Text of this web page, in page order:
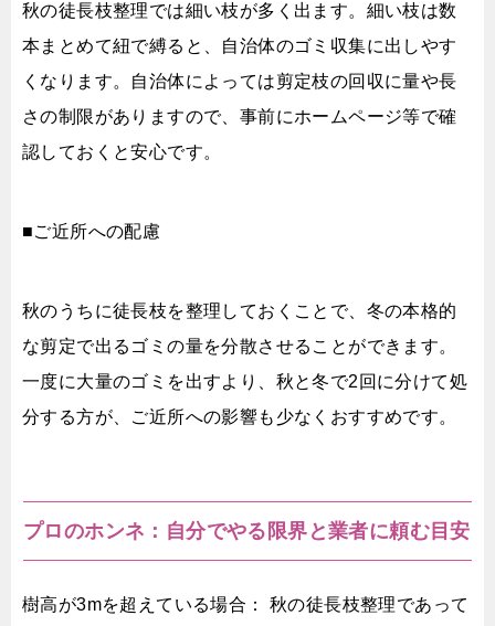
秋の徒長枝整理では細い枝が多く出ます。細い枝は数
本まとめて紐で縛ると、自治体のゴミ収集に出しやす
くなります。自治体によっては剪定枝の回収に量や長
さの制限がありますので、事前にホームページ等で確
認しておくと安心です。
■ご近所への配慮
秋のうちに徒長枝を整理しておくことで、冬の本格的
な剪定で出るゴミの量を分散させることができます。
一度に大量のゴミを出すより、秋と冬で2回に分けて処
分する方が、ご近所への影響も少なくおすすめです。
プロのホンネ：自分でやる限界と業者に頼む目安
樹高が3mを超えている場合： 秋の徒長枝整理であって